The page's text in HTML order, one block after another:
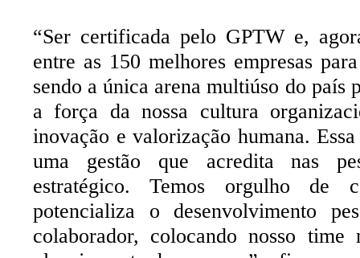
“Ser certificada pelo GPTW e,
entre as 150 melhores empresas
sendo a única arena multiúso do país
a força da nossa cultura
inovação e valorização humana.
uma gestão que acredita nas
estratégico. Temos orgulho de
potencializa o desenvolvimento
colaborador, colocando nosso